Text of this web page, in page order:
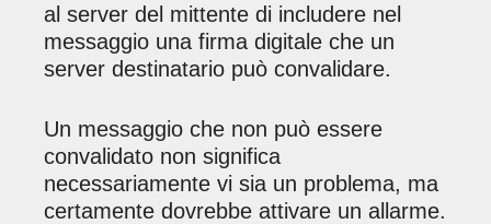
al server del mittente di includere nel
messaggio una firma digitale che un
server destinatario può convalidare.
Un messaggio che non può essere
convalidato non significa
necessariamente vi sia un problema, ma
certamente dovrebbe attivare un allarme.